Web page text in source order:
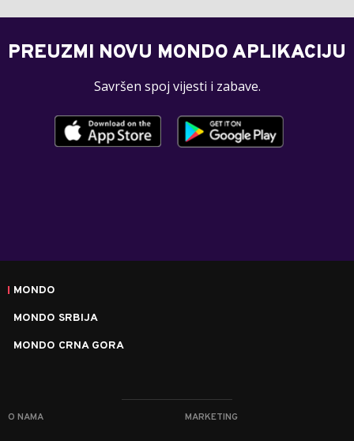
PREUZMI NOVU MONDO APLIKACIJU
Savršen spoj vijesti i zabave.
MONDO
MONDO SRBIJA
MONDO CRNA GORA
O NAMA MARKETING